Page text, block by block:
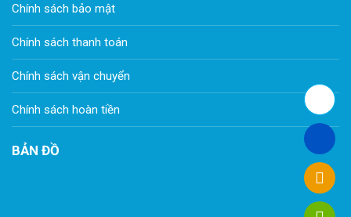
Chính sách bảo mật
Chính sách thanh toán
Chính sách vận chuyển
Chính sách hoàn tiền
BẢN ĐỒ